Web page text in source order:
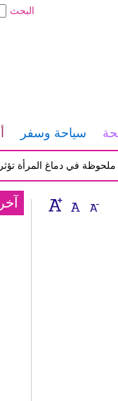
البحث
سياحة وسفر
المرأة تؤثر على